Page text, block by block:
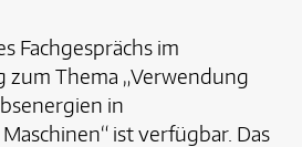
Fachgesprächs im
zum Thema „Verwendung
in
ist verfügbar. Das